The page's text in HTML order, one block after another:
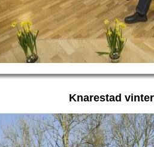
Knarestad